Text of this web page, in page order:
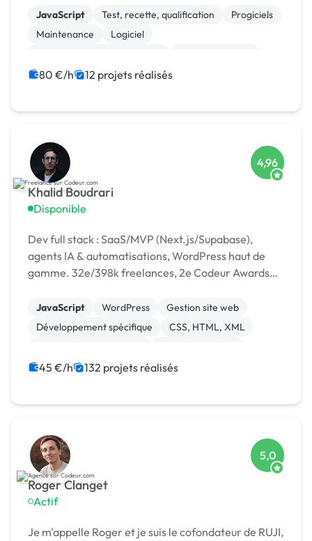
JavaScript Test, recette, qualification
Progiciels
Maintenance
Logiciel
Migration ou refonte de site
80 €/h 12 projets réalisés
Khalid Boudrari
Disponible
4,96
Dev full stack : SaaS/MVP (Next.js/Supabase),
agents IA & automatisations, WordPress haut de
gamme. 32e/398k freelances, 2e Codeur Awards
JavaScript WordPress
Gestion site web
Développement spécifique
CSS, HTML, XML
Admin système, sécurité
SaaS
45 €/h 132 projets réalisés
Roger Clanget
Actif
5,0
Je m'appelle Roger et je suis le cofondateur de RUJI,